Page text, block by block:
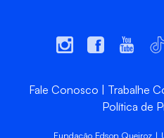
Fale Conosco Trabalhe
Política de
Fundação Edson Queiroz |